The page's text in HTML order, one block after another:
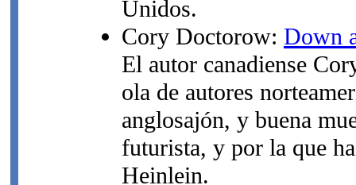
Unidos.
Cory Doctorow: Down
El autor canadiense
ola de autores
anglosajón, y buena
futurista, y por la que
Heinlein.